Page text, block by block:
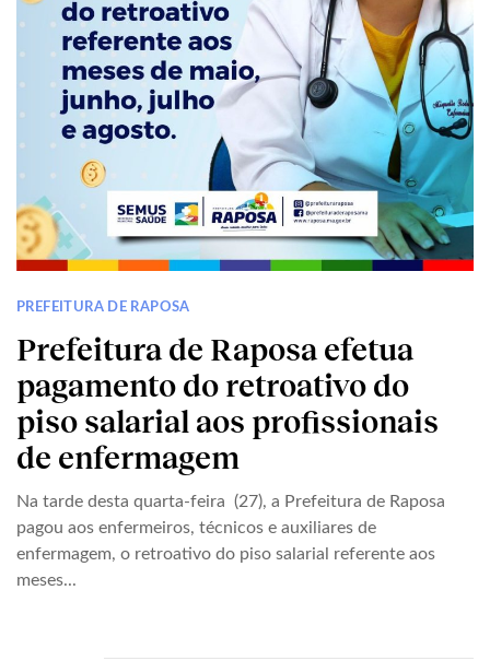
PREFEITURA DE RAPOSA
Prefeitura de Raposa efetua
pagamento do retroativo do
piso salarial aos profissionais
de enfermagem
Na tarde desta quarta-feira (27), a Prefeitura de Raposa
pagou aos enfermeiros, técnicos e auxiliares de
enfermagem, o retroativo do piso salarial referente aos
meses...